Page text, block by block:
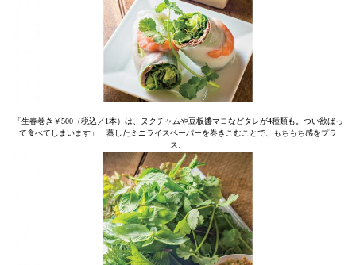
「生春巻き￥500（税込／1本）は、ヌクチャムや豆板醬マヨなどタレが4種類も。つい欲ばっ
て食べてしまいます」 蒸したミニライスペーパーを巻きこむことで、もちもち感をプラ
ス。